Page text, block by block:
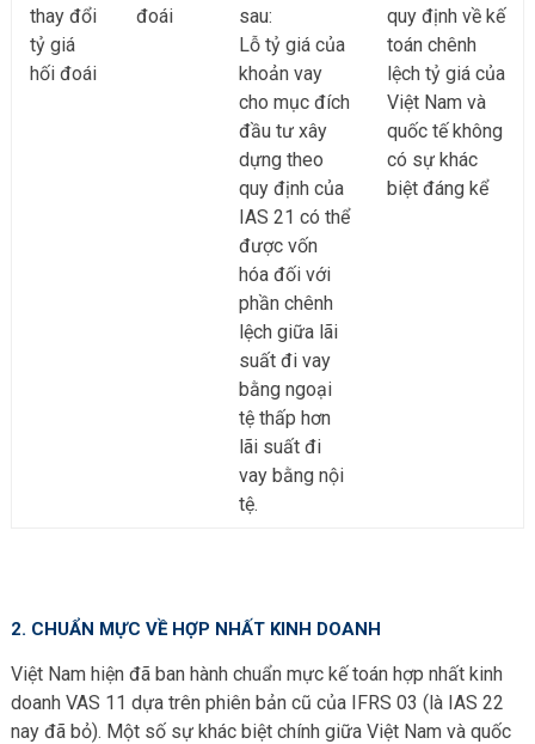
thay đổi
tỷ giá
hối đoái
đoái
sau:
Lỗ tỷ giá của
khoản vay
cho mục đích
đầu tư xây
dựng theo
quy định của
IAS 21 có thể
được vốn
hóa đối với
phần chênh
lệch giữa lãi
suất đi vay
bằng ngoại
tệ thấp hơn
lãi suất đi
vay bằng nội
tệ.
quy định về kế
toán chênh
lệch tỷ giá của
Việt Nam và
quốc tế không
có sự khác
biệt đáng kể
2. CHUẨN MỰC VỀ HỢP NHẤT KINH DOANH
Việt Nam hiện đã ban hành chuẩn mực kế toán hợp nhất kinh
doanh VAS 11 dựa trên phiên bản cũ của IFRS 03 (là IAS 22
nay đã bỏ). Một số sự khác biệt chính giữa Việt Nam và quốc